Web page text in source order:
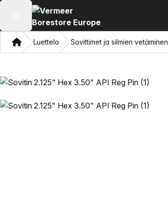
Avaa päävalikko
KotiLuettelo Sovittimet ja silmien vetäminen